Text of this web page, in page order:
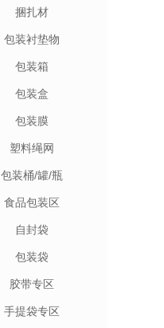
捆扎材
包装衬垫物
包装箱
包装盒
包装膜
塑料绳网
包装桶/罐/瓶
食品包装区
自封袋
包装袋
胶带专区
手提袋专区